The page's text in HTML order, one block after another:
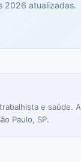
2026 atualizadas.
e saúde.
Paulo, SP.